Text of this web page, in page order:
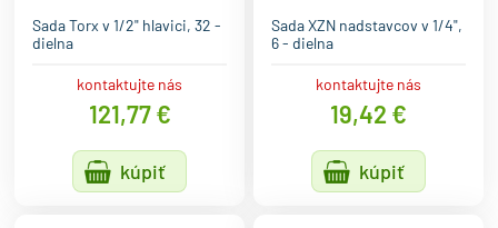
Sada Torx v 1/2" hlavici, 32 -
dielna
kontaktujte nás
121,77 €
kúpiť
Sada XZN nadstavcov v 1/4",
6 - dielna
kontaktujte nás
19,42 €
kúpiť